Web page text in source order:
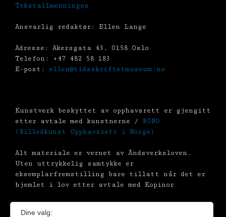
Tekstallmenningen
Ansvarlig redaktør: Ellen Lange
Adresse: Akersgata 43, 0158 Oslo
Telefon: +47 482 58 183
E-post: ellen@tidsskriftetmuseum.no
Kunstverk beskyttet av opphavsrett er gjengitt
etter avtale med kunstnerne / BONO
(Billedkunst Opphavsrett i Norge)
Alt materiale er vernet av Åndsverksloven.
Uten uttrykkelig samtykke er
eksemplarfremstilling bare tillatt når det er
hjemlet i lov etter avtale med Kopinor
Dine valg: